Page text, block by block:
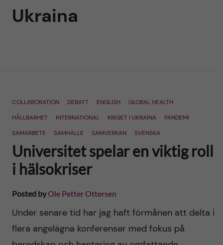
m
c
f
l
d
Ukraina
COLLABORATION DEBATT ENGLISH
GLOBAL HEALTH
HÅLLBARHET
INTERNATIONAL KRIGET I UKRAINA
PANDEMI
SAMARBETE
SAMHÄLLE SAMVERKAN SVENSKA
Universitet spelar en viktig roll
i hälsokriser
Posted byOle Petter Ottersen
Under senare tid har jag haft förmånen att delta i
flera angelägna konferenser med fokus på